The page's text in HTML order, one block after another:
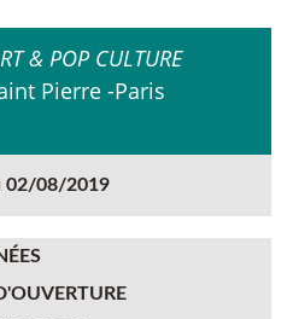
& POP CULTURE
Pierre -Paris
02/08/2019